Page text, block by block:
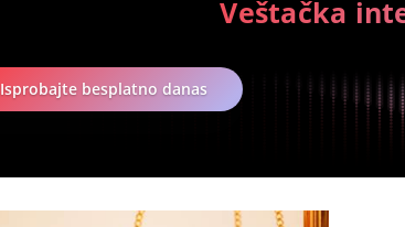
Veštačka
Isprobajte besplatno danas